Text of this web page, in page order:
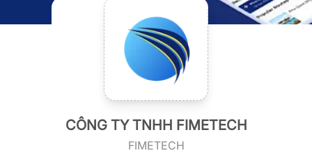
CÔNG TY TNHH FIMETECH
FIMETECH